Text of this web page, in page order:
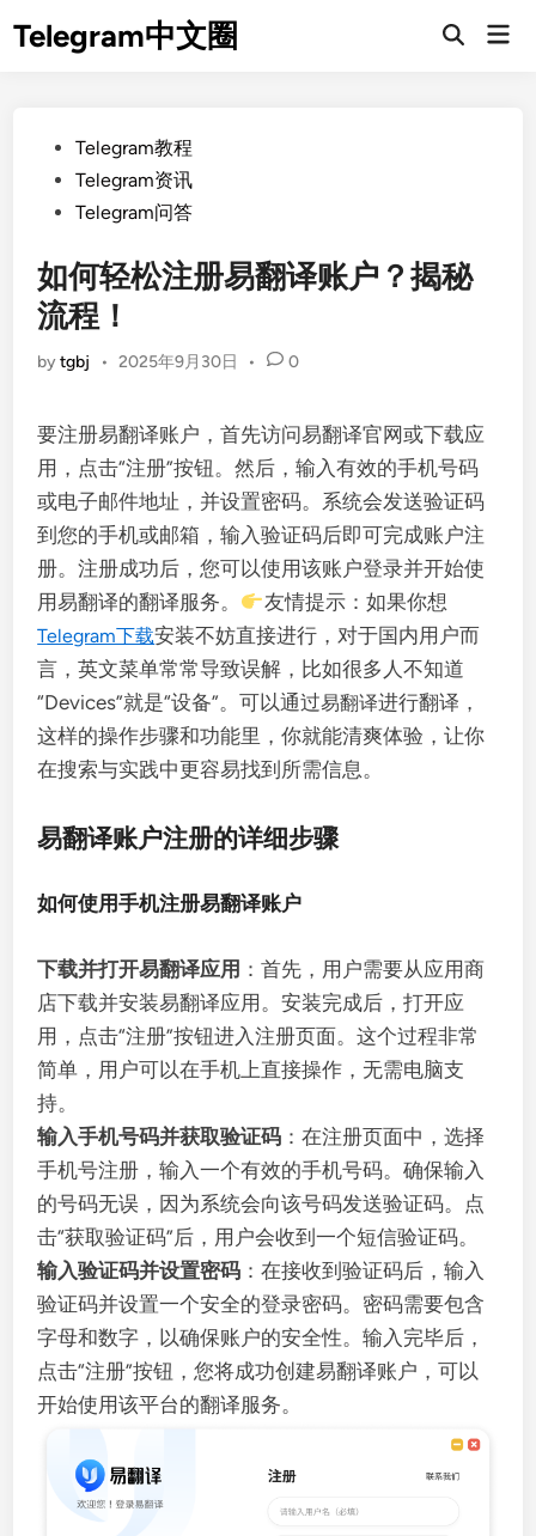
Telegram中文圈
Open
PostedTelegram教程
Telegram资讯
Telegram问答
如何轻松注册易翻译账户？揭秘
流程！
bytgbj • 2025年9月30日 • 0
要注册易翻译账户，首先访问易翻译官网或下载应
用，点击“注册”按钮。然后，输入有效的手机号码
或电子邮件地址，并设置密码。系统会发送验证码
到您的手机或邮箱，输入验证码后即可完成账户注
册。注册成功后，您可以使用该账户登录并开始使
用易翻译的翻译服务。
友情提示：如果你想
Telegram下载安装不妨直接进行，对于国内用户而
言，英文菜单常常导致误解，比如很多人不知道
“Devices”就是“设备”。可以通过易翻译进行翻译，
这样的操作步骤和功能里，你就能清爽体验，让你
在搜索与实践中更容易找到所需信息。
易翻译账户注册的详细步骤
如何使用手机注册易翻译账户
下载并打开易翻译应用 ：首先，用户需要从应用商
店下载并安装易翻译应用。安装完成后，打开应
用，点击“注册”按钮进入注册页面。这个过程非常
简单，用户可以在手机上直接操作，无需电脑支
持。
输入手机号码并获取验证码 ：在注册页面中，选择
手机号注册，输入一个有效的手机号码。确保输入
的号码无误，因为系统会向该号码发送验证码。点
击“获取验证码”后，用户会收到一个短信验证码。
输入验证码并设置密码 ：在接收到验证码后，输入
验证码并设置一个安全的登录密码。密码需要包含
字母和数字，以确保账户的安全性。输入完毕后，
点击“注册”按钮，您将成功创建易翻译账户，可以
开始使用该平台的翻译服务。